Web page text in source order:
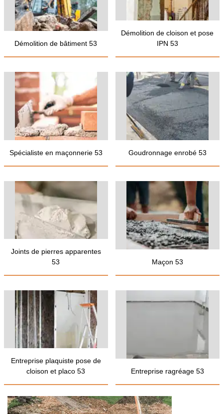
Démolition de bâtiment 53
Démolition de cloison et pose
IPN 53
Spécialiste en maçonnerie 53 Goudronnage enrobé 53
Joints de pierres apparentes
53
Maçon 53
Entreprise plaquiste pose de
cloison et placo 53
Entreprise ragréage 53